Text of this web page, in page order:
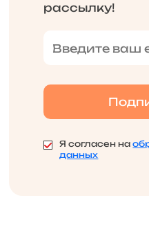
рассылку!
Я согласен на
данных